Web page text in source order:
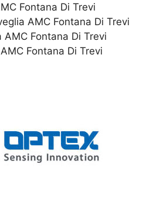
Fontana Di Trevi
AMC Fontana Di Trevi
Fontana Di Trevi
Fontana Di Trevi